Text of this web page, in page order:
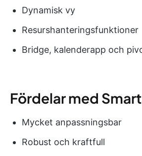
Dynamisk vy
Resurshanteringsfunktioner
Bridge, kalenderapp och
Fördelar med
Mycket anpassningsbar
Robust och kraftfull